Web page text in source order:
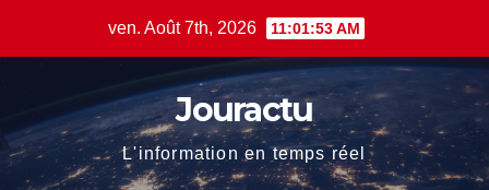
ven. Août 7th, 2026 11:01:54 AM
Jouractu
L'information en temps réel